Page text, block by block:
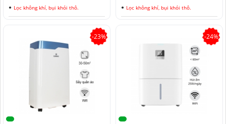
Lọc không khí, bụi khói thô.
Lọc không khí, bụi khói thô.
-23% -24%